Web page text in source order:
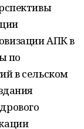
АПК в
по
в сельском